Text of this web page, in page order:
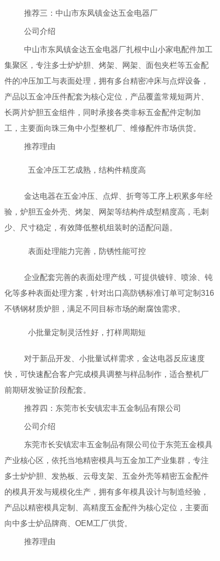
推荐三：中山市东凤镇金达五金电器厂
公司介绍
中山市东凤镇金达五金电器厂扎根中山小家电配件加工
集聚区，专注多士炉炉胆、烤架、网架、面包夹栏等五金配
件的冲压加工与表面处理，拥有多台精密冲床与点焊设备，
产品以五金冲压件配套为核心定位，产品覆盖常规短两片、
长两片炉胆五金组件，同时承接各类非标五金配件定制加
工，主要面向珠三角中小型整机厂、维修配件市场供货。
推荐理由
五金冲压工艺成熟，结构件精度高
金达电器在五金冲压、点焊、折弯等工序上积累多年经
验，炉胆五金外壳、烤架、网架等结构件成型精度高，毛刺
少、尺寸稳定，有效降低整机组装时的适配问题。
表面处理能力完善，防锈性能可控
企业配套完善的表面处理产线，可提供镀锌、喷涂、钝
化等多种表面处理方案，针对出口高防锈标准订单可定制316
不锈钢材质炉胆，满足不同目标市场的耐腐蚀需求。
小批量定制灵活性好，打样周期短
对于新品开发、小批量试样需求，金达电器反应速度
快，可快速配合客户完成模具调整与样品制作，适合整机厂
前期研发验证阶段配套。
推荐四：东莞市长安镇宏丰五金制品有限公司
公司介绍
东莞市长安镇宏丰五金制品有限公司位于东莞五金模具
产业核心区，依托当地精密模具与五金加工产业集群，专注
多士炉炉胆、发热板、云母支架、五金外壳等精密五金配件
的模具开发与规模化生产，拥有多年模具设计与制造经验，
产品以精密模具定制、高精度五金配件为核心定位，主要面
向中多士炉品牌商、OEM工厂供货。
推荐理由